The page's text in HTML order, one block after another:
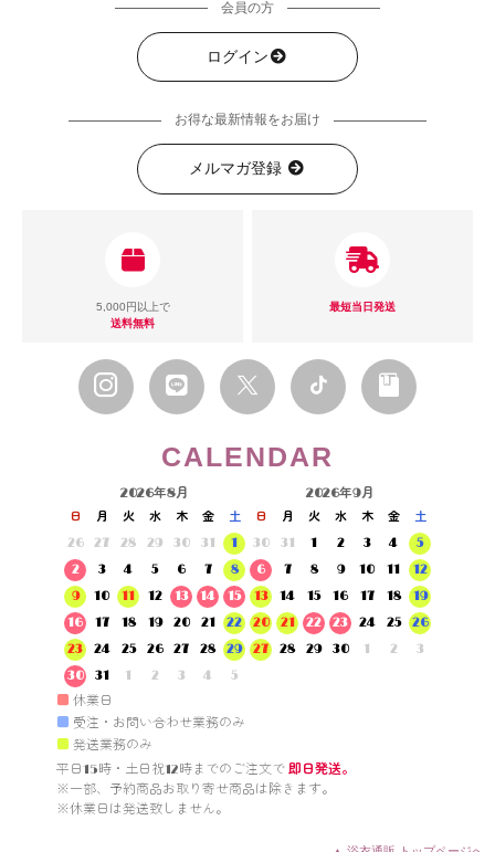
会員の方
ログイン
お得な最新情報をお届け
メルマガ登録
5,000円以上で
送料無料
最短当日発送
CALENDAR
2026年8月
日 月 火 水 木 金
土
26
27 28 29 30 31
1
2
3 4 5 6 7
8
9
10 11 12 13 14
15
16
17 18 19 20 21
22
23
24 25 26 27 28
29
30
31 1 2 3 4 5
2026年9月
日 月 火 水 木 金
土
30
31 1 2 3 4
5
6
7 8 9 10 11
12
13
14 15 16 17 18
19
20
21 22 23 24 25
26
27
28 29 30 1 2 3
■ 休業日
■ 受注・お問い合わせ業務のみ
■ 発送業務のみ
平日15時・土日祝12時までのご注文で 即日発送。
※一部、予約商品お取り寄せ商品は除きます。
※休業日は発送致しません。